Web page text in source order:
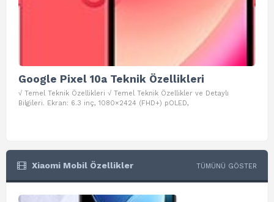
Google Pixel 10a Teknik Özellikleri
√ Temel Teknik Özellikleri √ Temel Teknik Özellikler ve Detaylı
Bilgileri. Ekran: 6.3 inç, 1080×2424 (FHD+) pOLED,
Xiaomi Mobil Özellikler TÜMÜNÜ GÖSTER